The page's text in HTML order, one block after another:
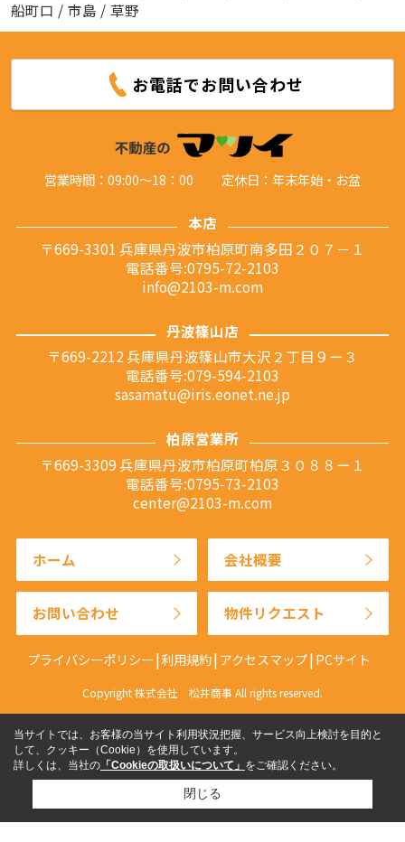
船町口 / 市島 / 草野
お電話でお問い合わせ
営業時間：09:00～18：00 定休日：年末年始・お盆
本店
〒669-3301 兵庫県丹波市柏原町南多田２０７－１
電話番号:0795-72-2103
info@2103-m.com
丹波篠山店
〒669-2212 兵庫県丹波篠山市大沢２丁目９ー３
電話番号:079-594-2103
sasamatu@iris.eonet.ne.jp
柏原営業所
〒669-3309 兵庫県丹波市柏原町柏原３０８８ー１
電話番号:0795-73-2103
center@2103-m.com
ホーム 会社概要
お問い合わせ 物件リクエスト
プライバシーポリシー 利用規約 アクセスマップ PCサイト
Copyright 株式会社 松井商事 All rights reserved.
当サイトでは、お客様の当サイト利用状況把握、サービス向上検討を目的と
して、クッキー（Cookie）を使用しています。
詳しくは、当社の 「Cookieの取扱いについて」 をご確認ください。
閉じる